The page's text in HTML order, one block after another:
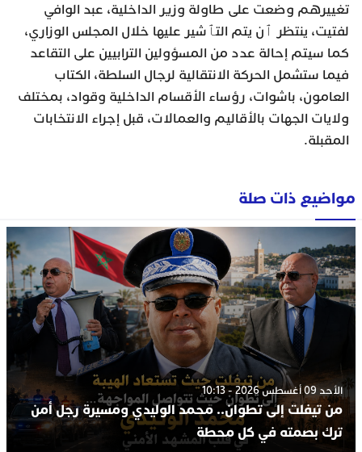
تغييرهم وضعت على طاولة وزير الداخلية، عبد الوافي
لفتيت، ينتظر ٱن يتم التٱشير عليها خلال المجلس الوزاري،
كما سيتم إحالة عدد من المسؤولين الترابيين على التقاعد
فيما ستشمل الحركة الانتقالية لرجال السلطة، الكتاب
العامون، باشوات، رؤساء الأقسام الداخلية وقواد، بمختلف
ولايات الجهات بالأقاليم والعمالات، قبل إجراء الانتخابات
المقبلة.
مواضيع ذات صلة
الأحد 09 أغسطس 2026 - 10:13
من تيفلت إلى تطوان.. محمد الوليدي ومسيرة رجل أمن
ترك بصمته في كل محطة